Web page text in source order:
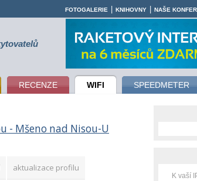
RECENZE WIFI SPEEDMETER
FOTOGALERIE KNIHOVNY NAŠE
- Mšeno nad Nisou-U
aktualizace profilu
K vaší